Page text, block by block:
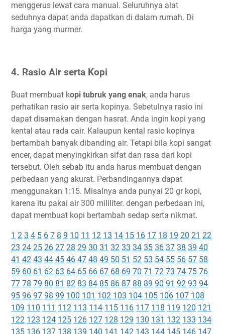
menggerus lewat cara manual. Seluruhnya alat
seduhnya dapat anda dapatkan di dalam rumah. Di
harga yang murmer.
4. Rasio Air serta Kopi
Buat membuat kopi tubruk yang enak, anda harus
perhatikan rasio air serta kopinya. Sebetulnya rasio ini
dapat disamakan dengan hasrat. Anda ingin kopi yang
kental atau rada cair. Kalaupun kental rasio kopinya
bertambah banyak dibanding air. Tetapi bila kopi sangat
encer, dapat menyingkirkan sifat dan rasa dari kopi
tersebut. Oleh sebab itu anda harus membuat dengan
perbedaan yang akurat. Perbandingannya dapat
menggunakan 1:15. Misalnya anda punyai 20 gr kopi,
karena itu pakai air 300 mililiter. dengan perbedaan ini,
dapat membuat kopi bertambah sedap serta nikmat.
1 2 3 4 5 6 7 8 9 10 11 12 13 14 15 16 17 18 19 20 21 22
23 24 25 26 27 28 29 30 31 32 33 34 35 36 37 38 39 40
41 42 43 44 45 46 47 48 49 50 51 52 53 54 55 56 57 58
59 60 61 62 63 64 65 66 67 68 69 70 71 72 73 74 75 76
77 78 79 80 81 82 83 84 85 86 87 88 89 90 91 92 93 94
95 96 97 98 99 100 101 102 103 104 105 106 107 108
109 110 111 112 113 114 115 116 117 118 119 120 121
122 123 124 125 126 127 128 129 130 131 132 133 134
135 136 137 138 139 140 141 142 143 144 145 146 147